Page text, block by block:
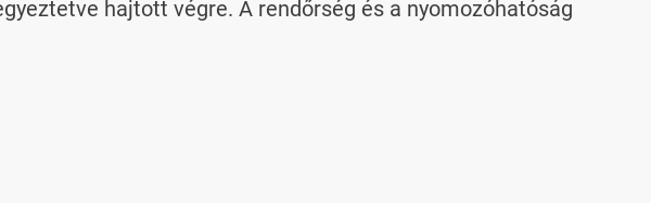
hajtott végre. A rendőrség és a nyomozóhatóság